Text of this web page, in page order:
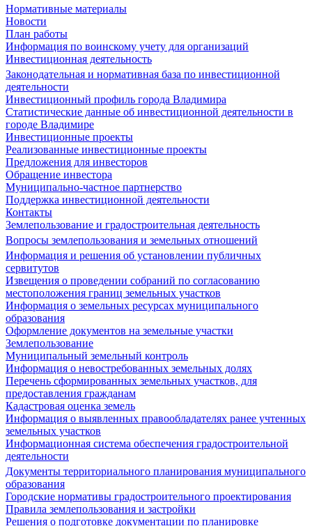
Нормативные материалы
Новости
План работы
Информация по воинскому учету для организаций
Инвестиционная деятельность
Законодательная и нормативная база по инвестиционной
деятельности
Инвестиционный профиль города Владимира
Статистические данные об инвестиционной деятельности в
городе Владимире
Инвестиционные проекты
Реализованные инвестиционные проекты
Предложения для инвесторов
Обращение инвестора
Муниципально-частное партнерство
Поддержка инвестиционной деятельности
Контакты
Землепользование и градостроительная деятельность
Вопросы землепользования и земельных отношений
Информация и решения об установлении публичных
сервитутов
Извещения о проведении собраний по согласованию
местоположения границ земельных участков
Информация о земельных ресурсах муниципального
образования
Оформление документов на земельные участки
Землепользование
Муниципальный земельный контроль
Информация о невостребованных земельных долях
Перечень сформированных земельных участков, для
предоставления гражданам
Кадастровая оценка земель
Информация о выявленных правообладателях ранее учтенных
земельных участков
Информационная система обеспечения градостроительной
деятельности
Документы территориального планирования муниципального
образования
Городские нормативы градостроительного проектирования
Правила землепользования и застройки
Решения о подготовке документации по планировке